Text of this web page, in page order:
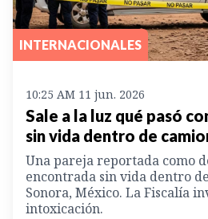
INTERNACIONALES
10:25 AM 11 jun. 2026
Sale a la luz qué pasó
sin vida dentro de
Una pareja reportada como
encontrada sin vida dentro
Sonora, México. La Fiscalía
intoxicación.